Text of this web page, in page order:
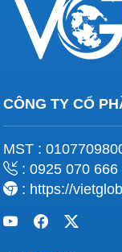
CÔNG TY CỔ
MST :
: 0925 070 666
: https://